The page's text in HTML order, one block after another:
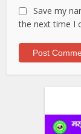
Save my
the next time I